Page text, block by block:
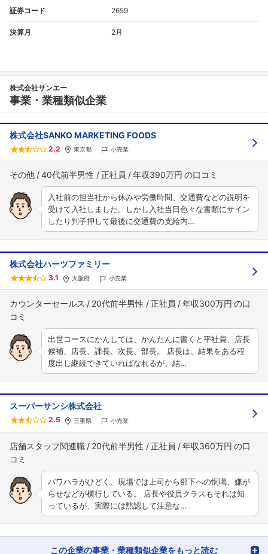
証券コード 2659
決算月 2月
株式会社サンエー
事業・業種類似企業
株式会社SANKO MARKETING FOODS
2.2 東京都 小売業
その他 40代前半男性 正社員 年収390万円
入社前の担当社から休みや労働時間、交通費などの説明を
受けて入社しました。しかし入社当日色々な書類にサイン
したり判子押して最後に交通費の支給内…
株式会社ハーツファミリー
3.1 大阪府 小売業
カウンターセールス 20代前半男性 正社員 年収300万円
出世コースにかんしては、かんたんに書くと平社員、店長
候補、店長、課長、次長、部長。 店長は、結果をある程
度出し継続できていればなれるが、結…
スーパーサンシ株式会社
2.5 三重県 小売業
店舗スタッフ関連職 20代前半男性 正社員 年収360万円
パワハラがひどく、現場では上司から部下への恫喝、嫌が
らせなどが横行している。 店長や役員クラスもそれは知
っているが、実際には黙認して注意な…
この企業の事業・業種類似企業をもっと読む